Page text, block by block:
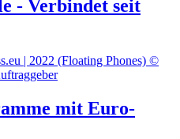
- Verbindet seit
mit Euro-